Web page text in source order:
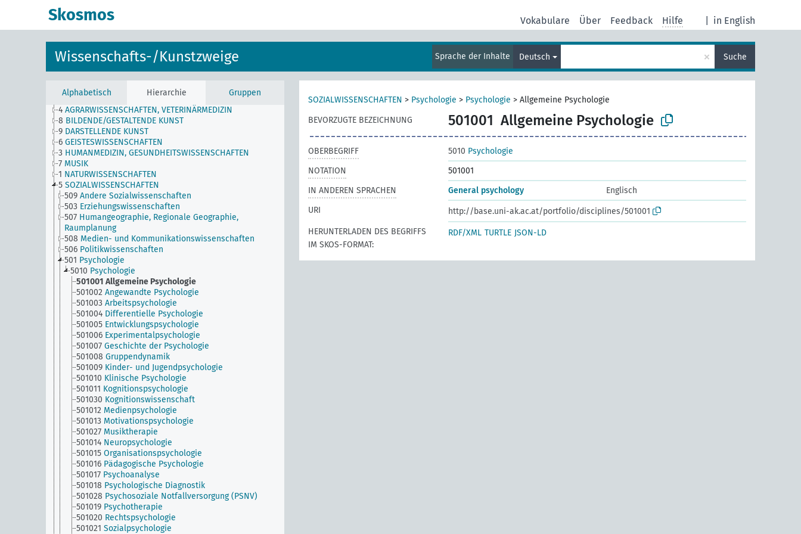
Skosmos in English
Vokabulare Über Feedback Hilfe
Wissenschafts-/Kunstzweige Sprache der Inhalte Deutsch × Suche
Alphabetisch Hierarchie
Gruppen
4 AGRARWISSENSCHAFTEN, VETERINÄRMEDIZIN
8 BILDENDE/GESTALTENDE KUNST
9 DARSTELLENDE KUNST
6 GEISTESWISSENSCHAFTEN
3 HUMANMEDIZIN, GESUNDHEITSWISSENSCHAFTEN
7 MUSIK
1 NATURWISSENSCHAFTEN
5 SOZIALWISSENSCHAFTEN
509 Andere Sozialwissenschaften
503 Erziehungswissenschaften
507 Humangeographie, Regionale Geographie,
Raumplanung
508 Medien- und Kommunikationswissenschaften
506 Politikwissenschaften
501 Psychologie
5010 Psychologie
501001 Allgemeine Psychologie
501002 Angewandte Psychologie
501003 Arbeitspsychologie
501004 Differentielle Psychologie
501005 Entwicklungspsychologie
501006 Experimentalpsychologie
501007 Geschichte der Psychologie
501008 Gruppendynamik
501009 Kinder- und Jugendpsychologie
501010 Klinische Psychologie
501011 Kognitionspsychologie
501030 Kognitionswissenschaft
501012 Medienpsychologie
501013 Motivationspsychologie
501027 Musiktherapie
501014 Neuropsychologie
501015 Organisationspsychologie
501016 Pädagogische Psychologie
501017 Psychoanalyse
501018 Psychologische Diagnostik
501028 Psychosoziale Notfallversorgung (PSNV)
501019 Psychotherapie
501020 Rechtspsychologie
501021 Sozialpsychologie
SOZIALWISSENSCHAFTEN > Psychologie > Psychologie > Allgemeine Psychologie
BEVORZUGTE BEZEICHNUNG
501001 Allgemeine Psychologie
OBERBEGRIFF 5010 Psychologie
NOTATION
501001
IN ANDEREN SPRACHEN
General psychology
Englisch
URI
http://base.uni-ak.ac.at/portfolio/disciplines/501001
HERUNTERLADEN DES BEGRIFFS
IM SKOS-FORMAT:
RDF/XML TURTLE JSON-LD